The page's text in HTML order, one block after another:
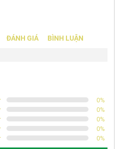
ĐÁNH GIÁ BÌNH LUẬN
0%
0%
0%
0%
0%